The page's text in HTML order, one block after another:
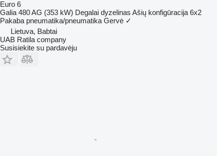
Euro 6
Galia 480 AG (353 kW) Degalai dyzelinas Ašių konfigūracija 6x2
Pakaba pneumatika/pneumatika Gervė ✓
Lietuva, Babtai
UAB Ratila company
Susisiekite su pardavėju